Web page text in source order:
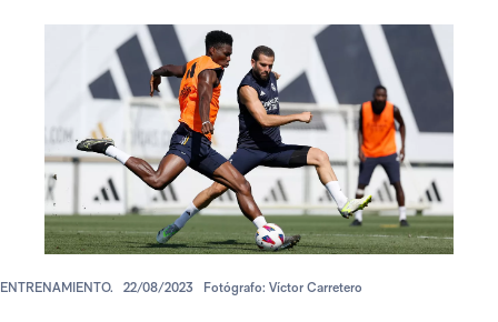
ENTRENAMIENTO. 22/08/2023 Fotógrafo: Víctor Carretero